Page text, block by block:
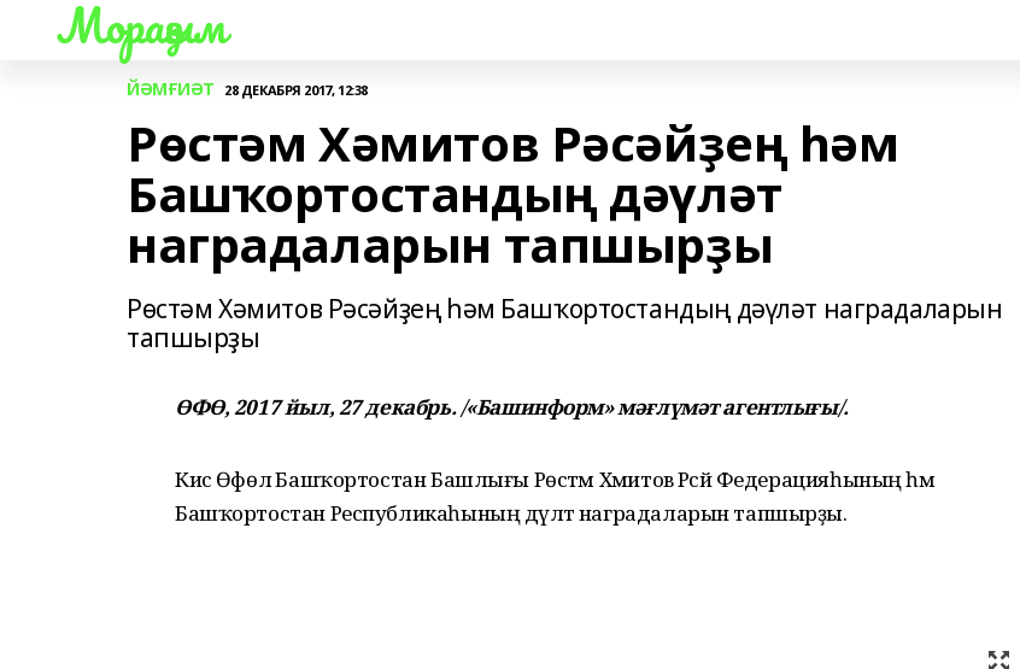
Мораҙым
ЙӘМҒИӘТ 28 ДЕКАБРЯ 2017, 12:38
Рөстәм Хәмитов Рәсәйҙең һәм
Башҡортостандың дәүләт
наградаларын тапшырҙы
Рөстәм Хәмитов Рәсәйҙең һәм Башҡортостандың дәүләт наградаларын
тапшырҙы
ӨФӨ, 2017 йыл, 27 декабрь. /«Башинформ» мәғлүмәт агентлығы/.
Кисә Өфөлә Башҡортостан Башлығы Рөстәм Хәмитов Рәсәй Федерацияһының һәм
Башҡортостан Республикаһының дәүләт наградаларын тапшырҙы.